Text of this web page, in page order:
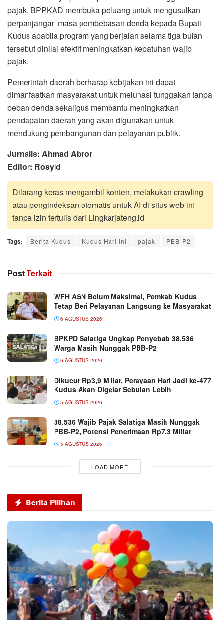
pajak, BPPKAD membuka peluang untuk mengusulkan
perpanjangan masa pembebasan denda kepada Bupati
Kudus apabila program yang berjalan selama tiga bulan
tersebut dinilai efektif meningkatkan kepatuhan wajib
pajak.
Pemerintah daerah berharap kebijakan ini dapat
dimanfaatkan masyarakat untuk melunasi tunggakan tanpa
beban denda sekaligus membantu meningkatkan
pendapatan daerah yang akan digunakan untuk
mendukung pembangunan dan pelayanan publik.
Jurnalis: Ahmad Abror
Editor: Rosyid
Dilarang keras mengambil konten, melakukan crawling
atau pengindeksan otomatis untuk AI di situs web ini
tanpa izin tertulis dari Lingkarjateng.id
Tags: Berita Kudus Kudus Hari Ini pajak PBB-P2
PostTerkait
WFH ASN Belum Maksimal, Pemkab Kudus
Tetap Beri Pelayanan Langsung ke Masyarakat
6 AGUSTUS 2026
BPKPD Salatiga Ungkap Penyebab 38.536
Warga Masih Nunggak PBB-P2
6 AGUSTUS 2026
Dikucur Rp3,9 Miliar, Perayaan Hari Jadi ke-477
Kudus Akan Digelar Sebulan Lebih
5 AGUSTUS 2026
38.536 Wajib Pajak Salatiga Masih Nunggak
PBB-P2, Potensi Penerimaan Rp7,3 Miliar
5 AGUSTUS 2026
LOAD MORE
Berita Pilihan